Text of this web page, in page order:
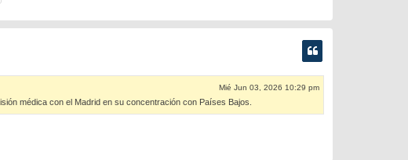
Mié Jun 03, 2026 10:29 pm
médica con el Madrid en su concentración con Países Bajos.